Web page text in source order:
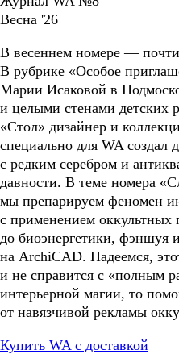
Весна '26
В весеннем номере — почти
В рубрике «Особое
Марии Исаковой в
и целыми стенами детских
«Стол» дизайнер и
специально для WA создал
с редким серебром и
давности. В теме номера
мы препарируем феномен
с применением оккультных
до биоэнергетики,
на ArchiCAD. Надеемся,
и не справится с «полным
интерьерной магии, то
от навязчивой рекламы
Купить WA с доставкой